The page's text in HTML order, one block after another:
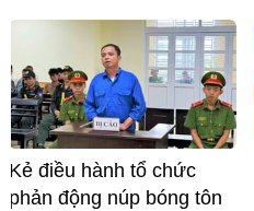
Kẻ điều hành tổ chức
phản động núp bóng tôn